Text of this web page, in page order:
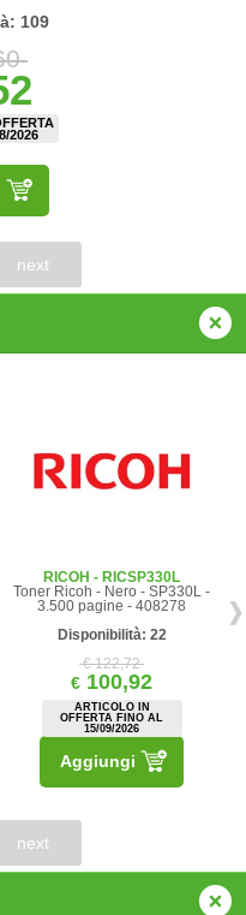
109
2026
next
RICOH - RICSP330L
Toner Ricoh - Nero - SP330L -
3.500 pagine - 408278
Disponibilità: 22
€ 122,72
€ 100,92
ARTICOLO IN
OFFERTA FINO AL
15/09/2026
Aggiungi
next